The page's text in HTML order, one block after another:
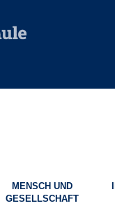
MENSCH UND
GESELLSCHAFT